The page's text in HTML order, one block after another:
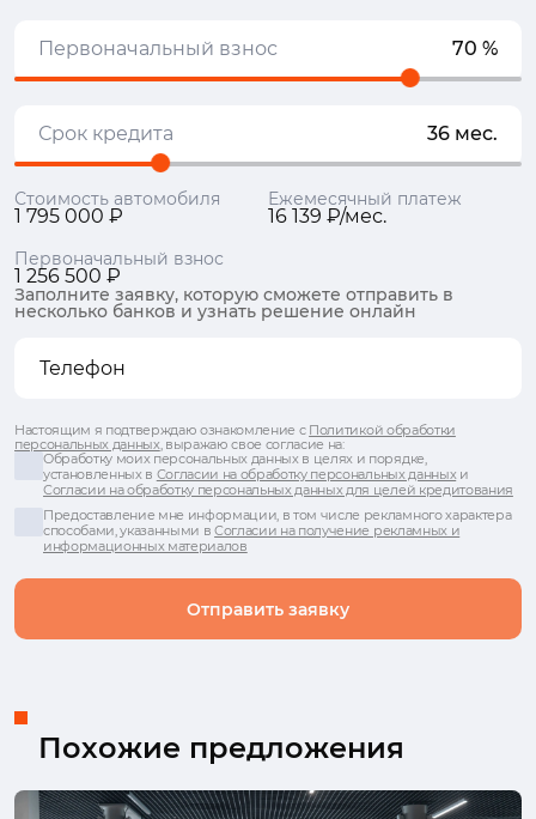
Первоначальный взнос 70 %
Срок кредита 36 мес.
Стоимость автомобиля
1 795 000 ₽
Ежемесячный платеж
16 139 ₽/мес.
Первоначальный взнос
1 256 500 ₽
Заполните заявку, которую сможете отправить в
несколько банков и узнать решение онлайн
Отправить заявку
Настоящим я подтверждаю ознакомление с Политикой обработки
персональных данных, выражаю свое согласие на:
Обработку моих персональных данных в целях и порядке,
установленных в Согласии на обработку персональных данныхи
Согласии на обработку персональных данных для целей кредитования
Предоставление мне информации, в том числе рекламного характера
способами, указанными вСогласии на получение рекламных и
информационных материалов
Похожие предложения